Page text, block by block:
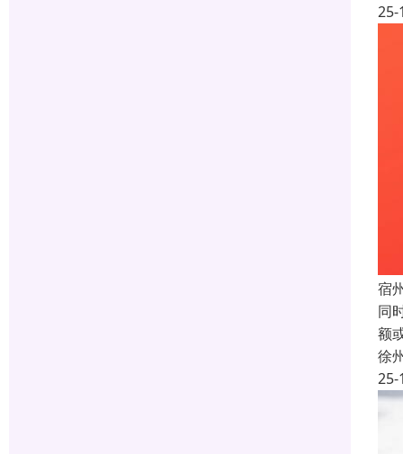
25-
宿
同
额
徐
25-